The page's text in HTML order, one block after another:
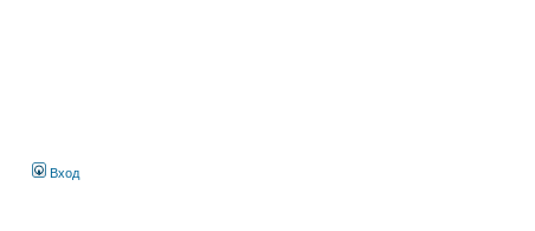
Вход